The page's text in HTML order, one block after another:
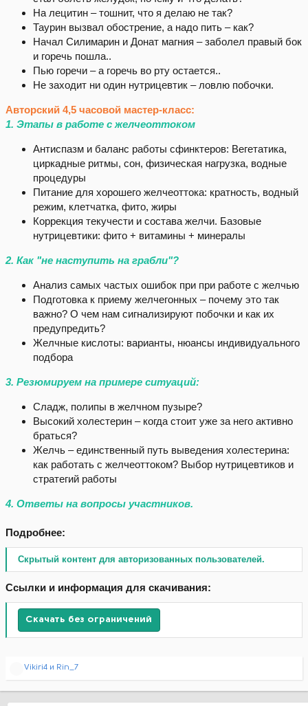
На лецитин – тошнит, что я делаю не так?
Таурин вызвал обострение, а надо пить – как?
Начал Силимарин и Донат магния – заболел правый бок
и горечь пошла..
Пью горечи – а горечь во рту остается..
Не заходит ни один нутрицевтик – ловлю побочки.
Авторский 4,5 часовой мастер-класс:
1. Этапы в работе с желчеоттоком
Антиспазм и баланс работы сфинктеров: Вегетатика,
циркадные ритмы, сон, физическая нагрузка, водные
процедуры
Питание для хорошего желчеоттока: кратность, водный
режим, клетчатка, фито, жиры
Коррекция текучести и состава желчи. Базовые
нутрицевтики: фито + витамины + минералы
2. Как "не наступить на грабли"?
Анализ самых частых ошибок при при работе с желчью
Подготовка к приему желчегонных – почему это так
важно? О чем нам сигнализируют побочки и как их
предупредить?
Желчные кислоты: варианты, нюансы индивидуального
подбора
3. Резюмируем на примере ситуаций:
Сладж, полипы в желчном пузыре?
Высокий холестерин – когда стоит уже за него активно
браться?
Желчь – единственный путь выведения холестерина:
как работать с желчеоттоком? Выбор нутрицевтиков и
стратегий работы
4. Ответы на вопросы участников.
Подробнее:
Скрытый контент для авторизованных пользователей.
Ссылки и информация для скачивания:
Скачать без ограничений
Р
Vikiri4 и Rin_7